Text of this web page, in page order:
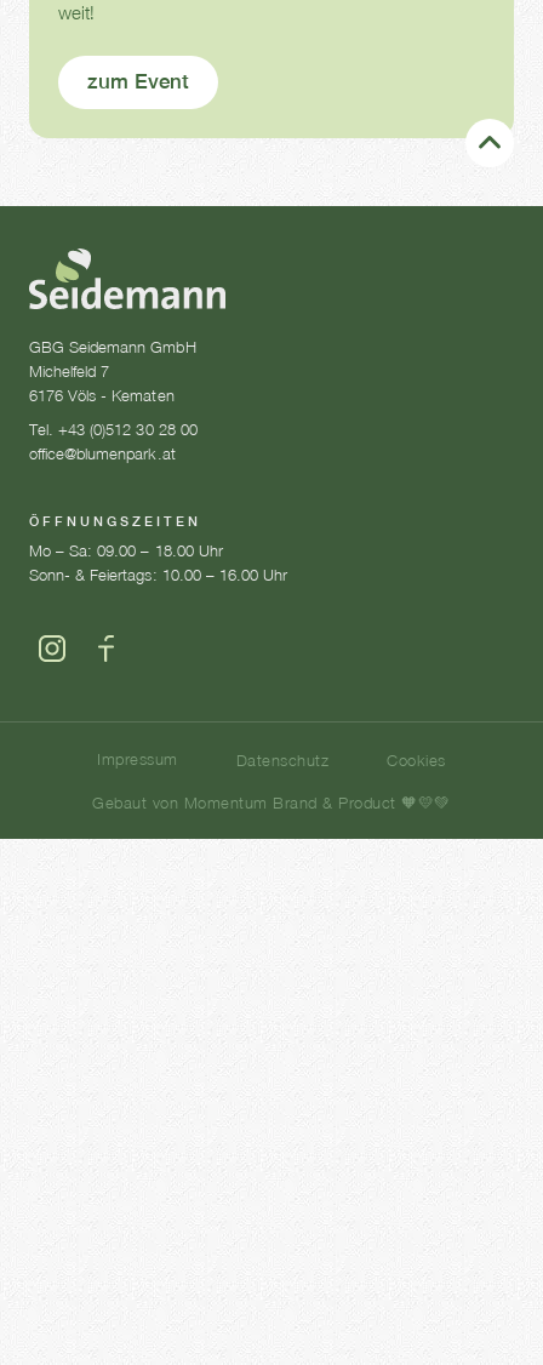
weit!
zum Event
GBG Seidemann GmbH
Michelfeld 7
6176 Völs - Kematen
Tel. +43 (0)512 30 28 00
office@blumenpark.at
ÖFFNUNGSZEITEN
Mo – Sa: 09.00 – 18.00 Uhr
Sonn- & Feiertags: 10.00 – 16.00 Uhr
Impressum Datenschutz Cookies
Gebaut von Momentum Brand & Product 🧡💛💚